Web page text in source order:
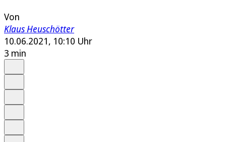
Von
Klaus Heuschötter
10.06.2021, 10:10 Uhr
3 min